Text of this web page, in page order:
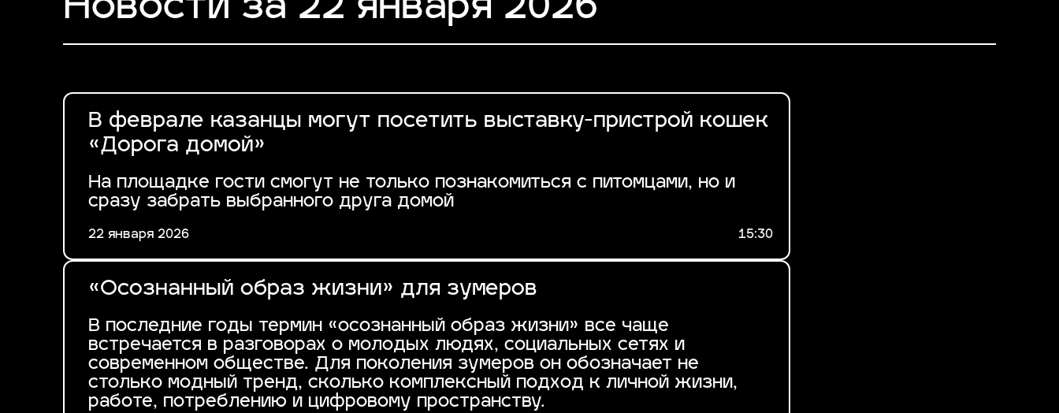
Новости за 22 января 2026
В феврале казанцы могут посетить выставку-пристрой кошек
«Дорога домой»
На площадке гости смогут не только познакомиться с питомцами, но и
сразу забрать выбранного друга домой
22 января 2026 15:30
«Осознанный образ жизни» для зумеров
В последние годы термин «осознанный образ жизни» все чаще
встречается в разговорах о молодых людях, социальных сетях и
современном обществе. Для поколения зумеров он обозначает не
столько модный тренд, сколько комплексный подход к личной жизни,
работе, потреблению и цифровому пространству.